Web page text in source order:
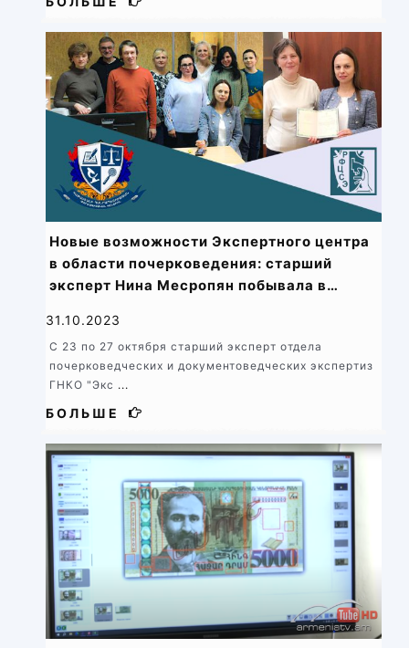
Новые возможности Экспертного центра
в области почерковедения: старший
эксперт Нина Месропян побывала в
экспертизы министерства юстиции
Российской Федерации
31.10.2023
С 23 по 27 октября старший эксперт отдела
почерковедческих и документоведческих экспертиз
ГНКО "Экс ...
БОЛЬШЕ